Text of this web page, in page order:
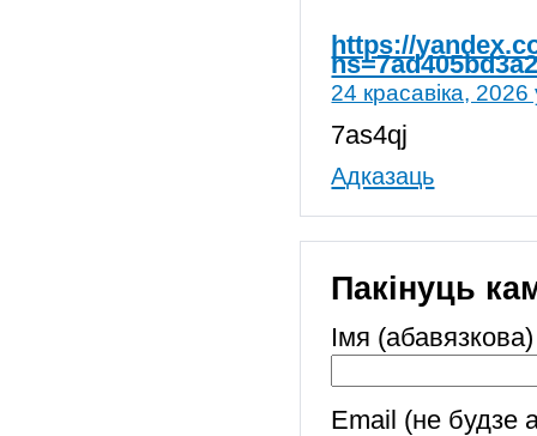
https://
24 красавіка,
7as4qj
Адказаць
Пакінуць
Імя (абавязкова)
Email (не будзе